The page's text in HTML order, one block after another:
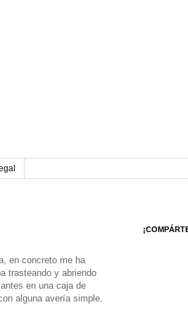
en concreto me ha
trasteando y abriendo
en una caja de
alguna avería simple.